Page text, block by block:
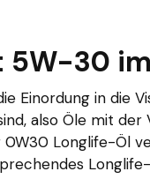
5W-30
Einordung in die
also Öle mit der
0W30 Longlife-Öl